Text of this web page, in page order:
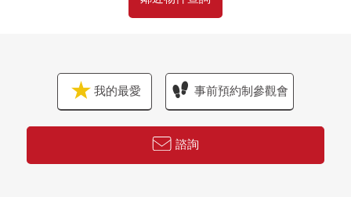
我的最愛 事前預約制參觀會
諮詢